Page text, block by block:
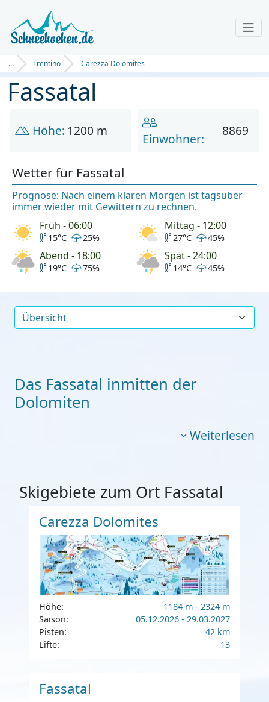
... Trentino Carezza Dolomites
Fassatal
Höhe: 1200 m
Einwohner:
8869
Wetter für Fassatal
Prognose: Nach einem klaren Morgen ist tagsüber
immer wieder mit Gewittern zu rechnen.
Früh - 06:00
15°C 25%
Mittag - 12:00
27°C 45%
Abend - 18:00
19°C 75%
Spät - 24:00
14°C 45%
Das Fassatal inmitten der
Dolomiten
Weiterlesen
Skigebiete zum Ort Fassatal
Carezza Dolomites
Höhe:
1184 m - 2324 m
Saison:
05.12.2026 - 29.03.2027
Pisten:
42 km
Lifte:
13
Fassatal